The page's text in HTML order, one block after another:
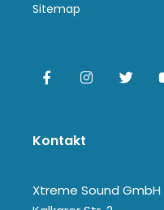
Sitemap
Kontakt
Xtreme Sound GmbH